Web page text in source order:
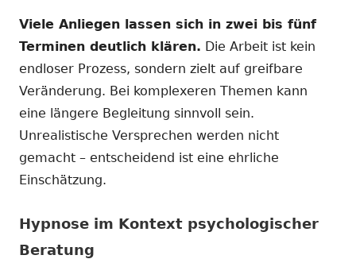
Viele Anliegen lassen sich in zwei bis fünf
Terminen deutlich klären. Die Arbeit ist kein
endloser Prozess, sondern zielt auf greifbare
Veränderung. Bei komplexeren Themen kann
eine längere Begleitung sinnvoll sein.
Unrealistische Versprechen werden nicht
gemacht – entscheidend ist eine ehrliche
Einschätzung.
Hypnose im Kontext psychologischer
Beratung